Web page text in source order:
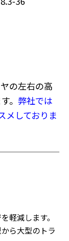
の左右の高
。 弊社では
メしておりま
軽減します。
ら大型のトラ